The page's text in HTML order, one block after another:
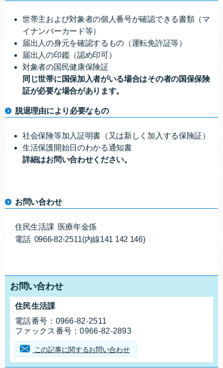
世帯主および対象者の個人番号が確認できる書類（マ
イナンバーカード等）
届出人の身元を確認するもの（運転免許証等）
届出人の印鑑（認め印可）
対象者の国民健康保険証
同じ世帯に国保加入者がいる場合はその者の国保保険
証が必要な場合があります。
脱退理由により必要なもの
社会保険等加入証明書（又は新しく加入する保険証）
生活保護開始日のわかる通知書
詳細はお問い合わせください。
お問い合わせ
住民生活課 医療年金係
電話 0966-82-2511(内線141 142 146)
お問い合わせ
お問合せ先
住民生活課
電話番号： 0966-82-2511
ファックス番号：0966-82-2893
この記事に関するお問い合わせ